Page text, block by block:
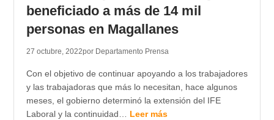
beneficiado a más de 14 mil
personas en Magallanes
27 octubre, 2022por Departamento Prensa
Con el objetivo de continuar apoyando a los trabajadores
y las trabajadoras que más lo necesitan, hace algunos
meses, el gobierno determinó la extensión del IFE
Laboral y la continuidad… Leer más